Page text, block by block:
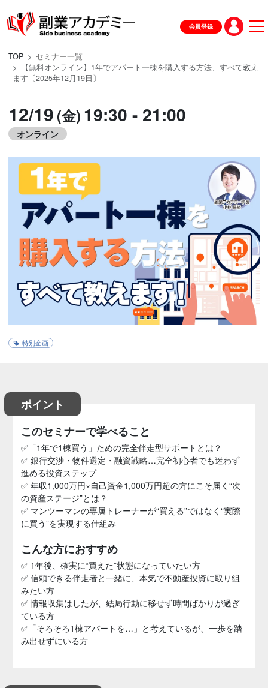
会員登録
TOP
セミナー一覧
【無料オンライン】1年でアパート一棟を購入する方法、すべて教え
ます〔2025年12月19日〕
12/19 (金) 19:30 - 21:00
オンライン
特別企画
ポイント
このセミナーで学べること
✅「1年で1棟買う」ための完全伴走型サポートとは？
✅ 銀行交渉・物件選定・融資戦略…完全初心者でも迷わず
進める投資ステップ
✅ 年収1,000万円×自己資金1,000万円超の方にこそ届く“次
の資産ステージ”とは？
✅ マンツーマンの専属トレーナーが“買える”ではなく“実際
に買う”を実現する仕組み
こんな方におすすめ
✅ 1年後、確実に“買えた”状態になっていたい方
✅ 信頼できる伴走者と一緒に、本気で不動産投資に取り組
みたい方
✅ 情報収集はしたが、結局行動に移せず時間ばかりが過ぎ
ている方
✅「そろそろ1棟アパートを…」と考えているが、一歩を踏
み出せずにいる方